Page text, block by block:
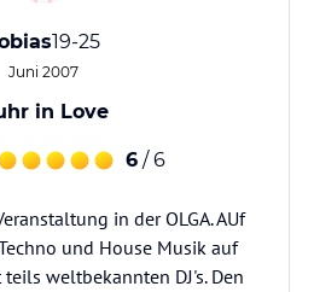
19-25
Juni 2007
in Love
6 / 6
in der OLGA. AUf
und House Musik auf
weltbekannten DJ's. Den